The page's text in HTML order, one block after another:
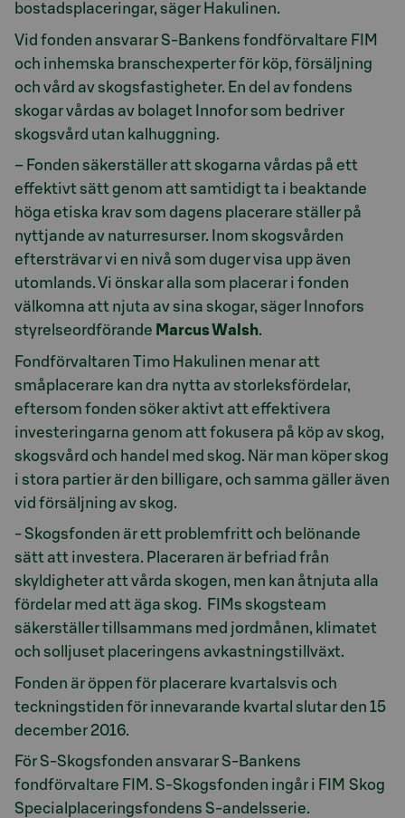
bostadsplaceringar, säger Hakulinen.
Vid fonden ansvarar S-Bankens fondförvaltare FIM
och inhemska branschexperter för köp, försäljning
och vård av skogsfastigheter. En del av fondens
skogar vårdas av bolaget Innofor som bedriver
skogsvård utan kalhuggning.
– Fonden säkerställer att skogarna vårdas på ett
effektivt sätt genom att samtidigt ta i beaktande
höga etiska krav som dagens placerare ställer på
nyttjande av naturresurser. Inom skogsvården
eftersträvar vi en nivå som duger visa upp även
utomlands. Vi önskar alla som placerar i fonden
välkomna att njuta av sina skogar, säger Innofors
styrelseordförande Marcus Walsh.
Fondförvaltaren Timo Hakulinen menar att
småplacerare kan dra nytta av storleksfördelar,
eftersom fonden söker aktivt att effektivera
investeringarna genom att fokusera på köp av skog,
skogsvård och handel med skog. När man köper skog
i stora partier är den billigare, och samma gäller även
vid försäljning av skog.
- Skogsfonden är ett problemfritt och belönande
sätt att investera. Placeraren är befriad från
skyldigheter att vårda skogen, men kan åtnjuta alla
fördelar med att äga skog. FIMs skogsteam
säkerställer tillsammans med jordmånen, klimatet
och solljuset placeringens avkastningstillväxt.
Fonden är öppen för placerare kvartalsvis och
teckningstiden för innevarande kvartal slutar den 15
december 2016.
För S-Skogsfonden ansvarar S-Bankens
fondförvaltare FIM. S-Skogsfonden ingår i FIM Skog
Specialplaceringsfondens S-andelsserie.